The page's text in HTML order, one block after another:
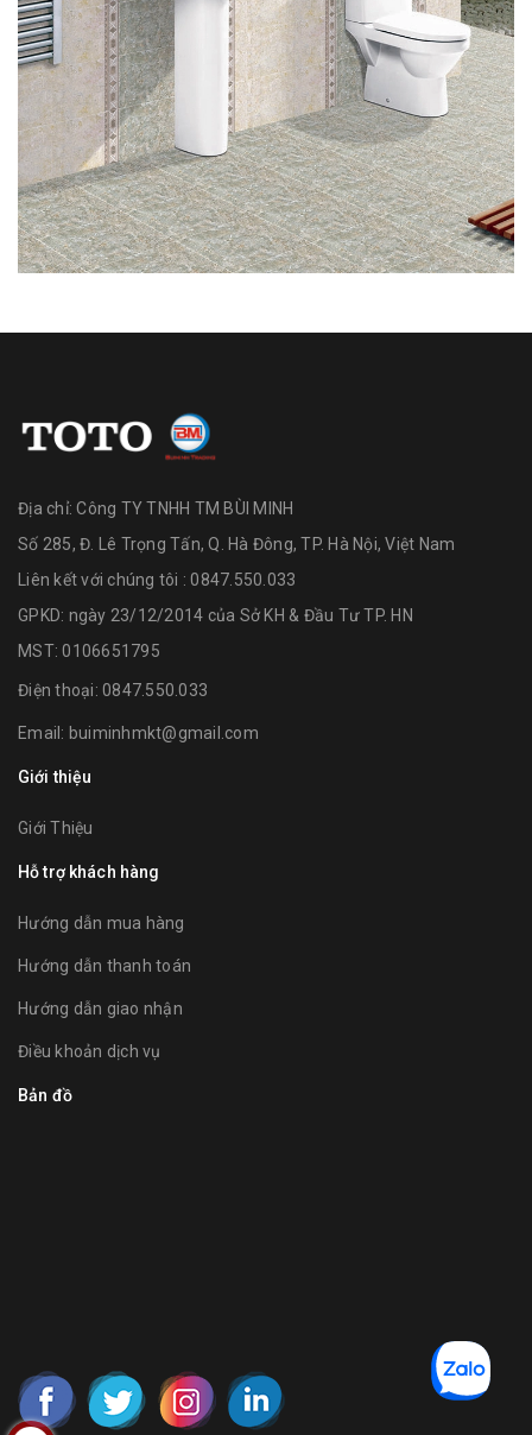
Địa chỉ:Công TY TNHH TM BÙI MINH
Số 285, Đ. Lê Trọng Tấn, Q. Hà Đông, TP. Hà Nội, Việt Nam
Liên kết với chúng tôi : 0847.550.033
GPKD: ngày 23/12/2014 của Sở KH & Đầu Tư TP. HN
MST: 0106651795
Điện thoại: 0847.550.033
Email: buiminhmkt@gmail.com
Giới thiệu
Giới Thiệu
Hỗ trợ khách hàng
Hướng dẫn mua hàng
Hướng dẫn thanh toán
Hướng dẫn giao nhận
Điều khoản dịch vụ
Bản đồ